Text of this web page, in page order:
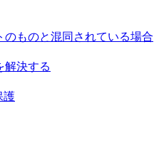
ものと混同されている場合
解決する
護